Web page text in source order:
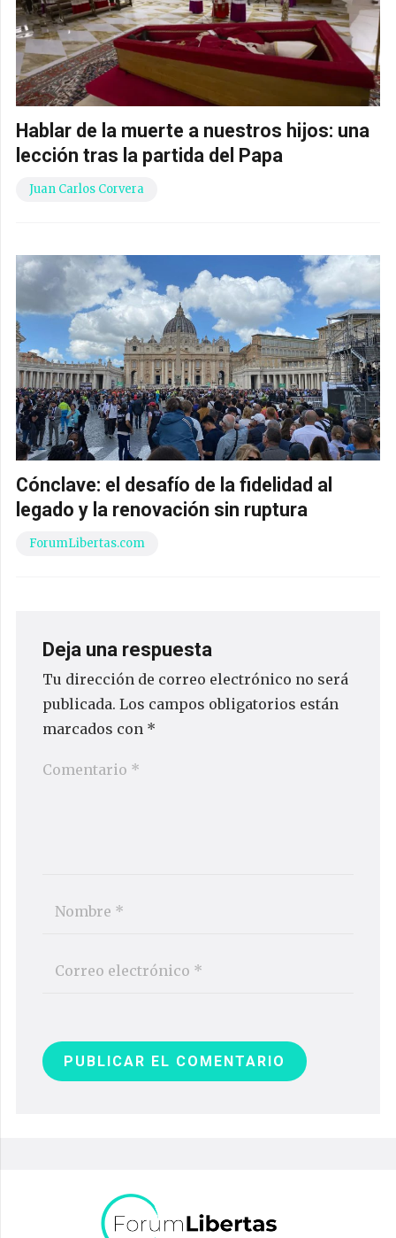
Hablar de la muerte a nuestros hijos: una
lección tras la partida del Papa
Juan Carlos Corvera
Cónclave: el desafío de la fidelidad al
legado y la renovación sin ruptura
ForumLibertas.com
Deja una respuesta
Tu dirección de correo electrónico no será
publicada. Los campos obligatorios están
marcados con *
PUBLICAR EL COMENTARIO